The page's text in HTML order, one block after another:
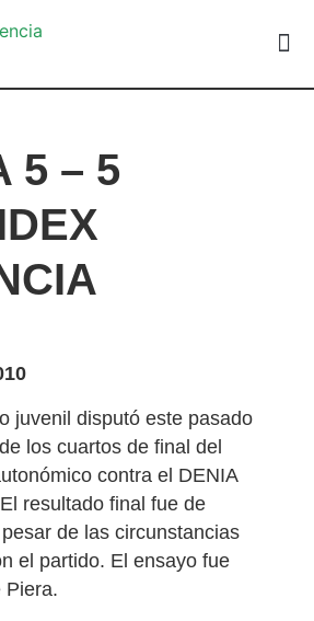
5 – 5
juvenil disputó este pasado
los cuartos de final del
contra el DENIA
resultado final fue de
de las circunstancias
el partido. El ensayo fue
Piera.